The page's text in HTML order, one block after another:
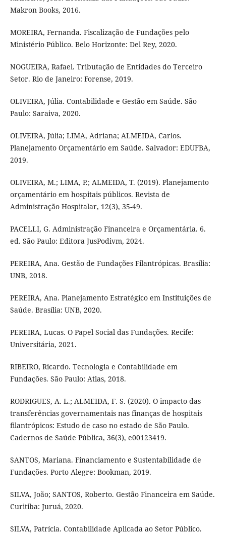
Makron Books, 2016.
MOREIRA, Fernanda. Fiscalização de Fundações pelo
Ministério Público. Belo Horizonte: Del Rey, 2020.
NOGUEIRA, Rafael. Tributação de Entidades do Terceiro
Setor. Rio de Janeiro: Forense, 2019.
OLIVEIRA, Júlia. Contabilidade e Gestão em Saúde. São
Paulo: Saraiva, 2020.
OLIVEIRA, Júlia; LIMA, Adriana; ALMEIDA, Carlos.
Planejamento Orçamentário em Saúde. Salvador: EDUFBA,
2019.
OLIVEIRA, M.; LIMA, P.; ALMEIDA, T. (2019). Planejamento
orçamentário em hospitais públicos. Revista de
Administração Hospitalar, 12(3), 35-49.
PACELLI, G. Administração Financeira e Orçamentária. 6.
ed. São Paulo: Editora JusPodivm, 2024.
PEREIRA, Ana. Gestão de Fundações Filantrópicas. Brasília:
UNB, 2018.
PEREIRA, Ana. Planejamento Estratégico em Instituições de
Saúde. Brasília: UNB, 2020.
PEREIRA, Lucas. O Papel Social das Fundações. Recife:
Universitária, 2021.
RIBEIRO, Ricardo. Tecnologia e Contabilidade em
Fundações. São Paulo: Atlas, 2018.
RODRIGUES, A. L.; ALMEIDA, F. S. (2020). O impacto das
transferências governamentais nas finanças de hospitais
filantrópicos: Estudo de caso no estado de São Paulo.
Cadernos de Saúde Pública, 36(3), e00123419.
SANTOS, Mariana. Financiamento e Sustentabilidade de
Fundações. Porto Alegre: Bookman, 2019.
SILVA, João; SANTOS, Roberto. Gestão Financeira em Saúde.
Curitiba: Juruá, 2020.
SILVA, Patrícia. Contabilidade Aplicada ao Setor Público.